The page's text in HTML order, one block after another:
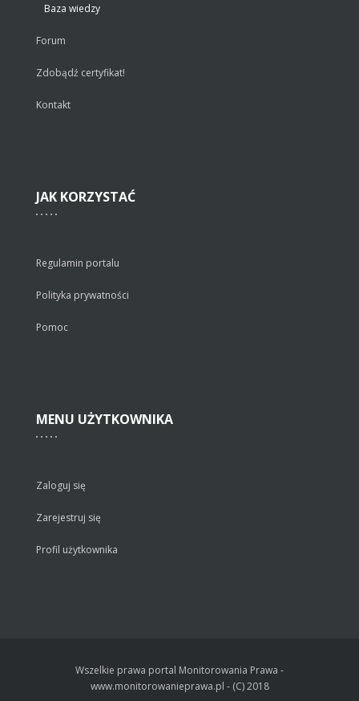
Baza wiedzy
Forum
Zdobądź certyfikat!
Kontakt
JAK KORZYSTAĆ
Regulamin portalu
Polityka prywatności
Pomoc
MENU UŻYTKOWNIKA
Zaloguj się
Zarejestruj się
Profil użytkownika
Wszelkie prawa portal Monitorowania Prawa -
www.monitorowanieprawa.pl - (C) 2018